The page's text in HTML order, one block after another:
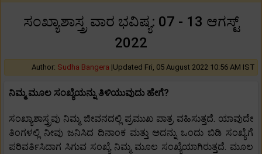
ಸಂಖ್ಯಾಶಾಸ್ತ್ರ ವಾರ ಭವಿಷ್ಯ: 07 - 13 ಆಗಸ್ಟ್
2022
Author: Sudha Bangera |Updated Fri, 05 August 2022 10:56 AM IST
ನಿಮ್ಮ ಮೂಲ ಸಂಖ್ಯೆಯನ್ನು ತಿಳಿಯುವುದು ಹೇಗೆ?
ಸಂಖ್ಯಾಶಾಸ್ತ್ರವು ನಿಮ್ಮ ಜೀವನದಲ್ಲಿ ಪ್ರಮುಖ ಪಾತ್ರ ವಹಿಸುತ್ತದೆ. ಯಾವುದೇ
ತಿಂಗಳಲ್ಲಿ ನೀವು ಜನಿಸಿದ ದಿನಾಂಕ ಮತ್ತು ಅದನ್ನು ಒಂದು ಬಿಡಿ ಸಂಖ್ಯೆಗೆ
ಪರಿವರ್ತಿಸಿದಾಗ ಸಿಗುವ ಸಂಖ್ಯೆ ನಿಮ್ಮ ಮೂಲ ಸಂಖ್ಯೆಯಾಗಿರುತ್ತದೆ. ಮೂಲ